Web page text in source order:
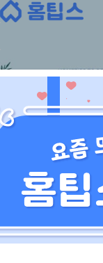
Skip
서울특별시